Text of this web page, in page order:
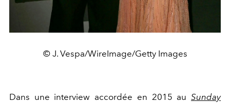
© J. Vespa/WireImage/Getty Images
Dans une interview accordée en 2015 au Sunday